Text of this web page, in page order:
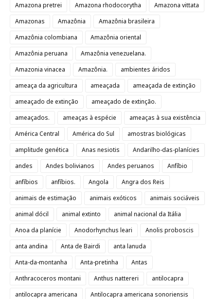
Amazona pretrei
Amazona rhodocorytha
Amazona vittata
Amazonas
Amazônia
Amazônia brasileira
Amazônia colombiana
Amazônia oriental
Amazônia peruana
Amazônia venezuelana.
Amazonia vinacea
Amazônia.
ambientes áridos
ameaça da agricultura
ameaçada
ameaçada de extinção
ameaçado de extinção
ameaçado de extinção.
ameaçados.
ameaças à espécie
ameaças à sua existência
América Central
América do Sul
amostras biológicas
amplitude genética
Anas nesiotis
Andarilho-das-planícies
andes
Andes bolivianos Andes peruanos
Anfíbio
anfíbios
anfíbios. Angola
Angra dos Reis
animais de estimação
animais exóticos
animais sociáveis
animal dócil
animal extinto
animal nacional da Itália
Anoa da planície
Anodorhynchus leari
Anolis proboscis
anta andina
Anta de Bairdi
anta lanuda
Anta-da-montanha
Anta-pretinha
Antas
Anthracoceros montani
Anthus nattereri
antilocapra
antilocapra americana
Antilocapra americana sonoriensis